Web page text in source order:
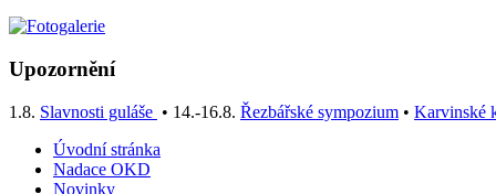
Upozornění
1.8. Slavnosti guláše • 14.-16.8. Řezbářské sympozium • Karvinské
Úvodní stránka
Nadace OKD
Novinky